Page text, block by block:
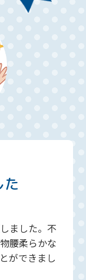
ました。不
腰柔らかな
ができまし